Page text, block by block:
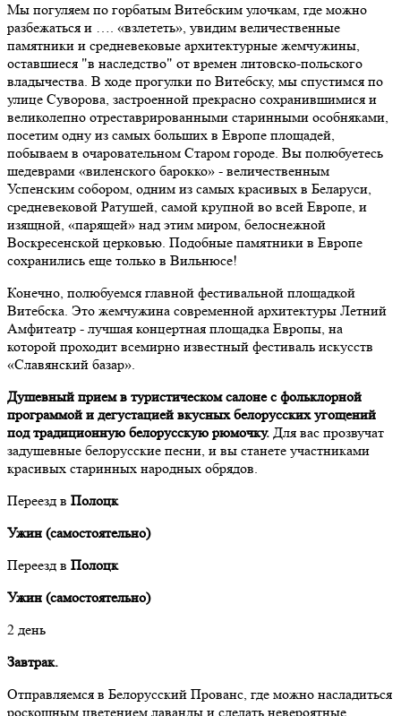
Мы погуляем по горбатым Витебским улочкам, где можно
разбежаться и …. «взлететь», увидим величественные
памятники и средневековые архитектурные жемчужины,
оставшиеся "в наследство" от времен литовско-польского
владычества. В ходе прогулки по Витебску, мы спустимся по
улице Суворова, застроенной прекрасно сохранившимися и
великолепно отреставрированными старинными особняками,
посетим одну из самых больших в Европе площадей,
побываем в очаровательном Старом городе. Вы полюбуетесь
шедеврами «виленского барокко» - величественным
Успенским собором, одним из самых красивых в Беларуси,
средневековой Ратушей, самой крупной во всей Европе, и
изящной, «парящей» над этим миром, белоснежной
Воскресенской церковью. Подобные памятники в Европе
сохранились еще только в Вильнюсе!
Конечно, полюбуемся главной фестивальной площадкой
Витебска. Это жемчужина современной архитектуры Летний
Амфитеатр - лучшая концертная площадка Европы, на
которой проходит всемирно известный фестиваль искусств
«Славянский базар».
Душевный прием в туристическом салоне с фольклорной
программой и дегустацией вкусных белорусских угощений
под традиционную белорусскую рюмочку. Для вас прозвучат
задушевные белорусские песни, и вы станете участниками
красивых старинных народных обрядов.
Переезд в Полоцк
Ужин (самостоятельно)
Переезд в Полоцк
Ужин (самостоятельно)
2 день
Завтрак.
Отправляемся в Белорусский Прованс, где можно насладиться
роскошным цветением лаванды и сделать невероятные